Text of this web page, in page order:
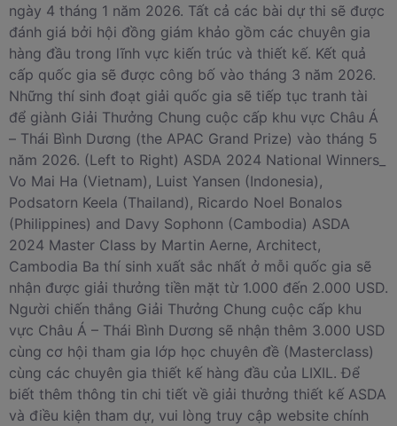
ngày 4 tháng 1 năm 2026. Tất cả các bài dự thi sẽ được
đánh giá bởi hội đồng giám khảo gồm các chuyên gia
hàng đầu trong lĩnh vực kiến trúc và thiết kế. Kết quả
cấp quốc gia sẽ được công bố vào tháng 3 năm 2026.
Những thí sinh đoạt giải quốc gia sẽ tiếp tục tranh tài
để giành Giải Thưởng Chung cuộc cấp khu vực Châu Á
– Thái Bình Dương (the APAC Grand Prize) vào tháng 5
năm 2026. (Left to Right) ASDA 2024 National Winners_
Vo Mai Ha (Vietnam), Luist Yansen (Indonesia),
Podsatorn Keela (Thailand), Ricardo Noel Bonalos
(Philippines) and Davy Sophonn (Cambodia) ASDA
2024 Master Class by Martin Aerne, Architect,
Cambodia Ba thí sinh xuất sắc nhất ở mỗi quốc gia sẽ
nhận được giải thưởng tiền mặt từ 1.000 đến 2.000 USD.
Người chiến thắng Giải Thưởng Chung cuộc cấp khu
vực Châu Á – Thái Bình Dương sẽ nhận thêm 3.000 USD
cùng cơ hội tham gia lớp học chuyên đề (Masterclass)
cùng các chuyên gia thiết kế hàng đầu của LIXIL. Để
biết thêm thông tin chi tiết về giải thưởng thiết kế ASDA
và điều kiện tham dự, vui lòng truy cập website chính